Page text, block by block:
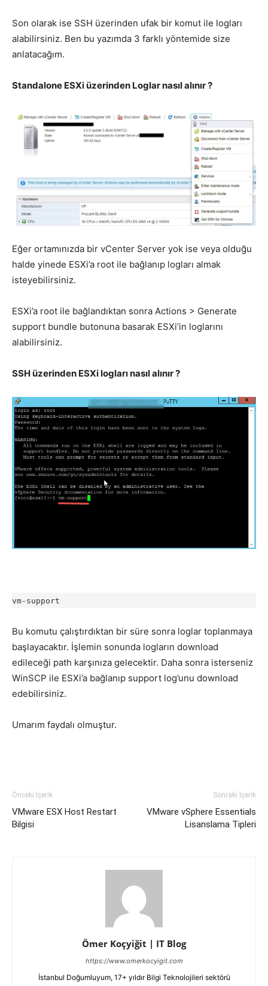
Son olarak ise SSH üzerinden ufak bir komut ile logları
alabilirsiniz. Ben bu yazımda 3 farklı yöntemide size
anlatacağım.
Standalone ESXi üzerinden Loglar nasıl alınır ?
Eğer ortamınızda bir vCenter Server yok ise veya olduğu
halde yinede ESXi’a root ile bağlanıp logları almak
isteyebilirsiniz.
ESXi’a root ile bağlandıktan sonra Actions > Generate
support bundle butonuna basarak ESXi’in loglarını
alabilirsiniz.
SSH üzerinden ESXi logları nasıl alınır ?
vm-support
Bu komutu çalıştırdıktan bir süre sonra loglar toplanmaya
başlayacaktır. İşlemin sonunda logların download
edileceği path karşınıza gelecektir. Daha sonra isterseniz
WinSCP ile ESXi’a bağlanıp support log’unu download
edebilirsiniz.
Umarım faydalı olmuştur.
Önceki İçerik
VMware ESX Host Restart
Bilgisi
Sonraki İçerik
VMware vSphere Essentials
Lisanslama Tipleri
Ömer Koçyiğit | IT Blog
https://www.omerkocyigit.com
İstanbul Doğumluyum, 17+ yıldır Bilgi Teknolojileri sektörü